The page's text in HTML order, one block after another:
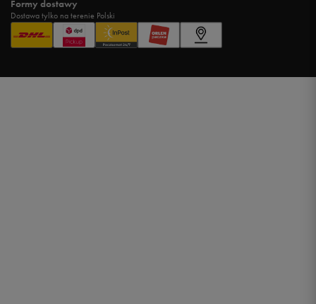
Formy dostawy
Dostawa tylko na terenie Polski